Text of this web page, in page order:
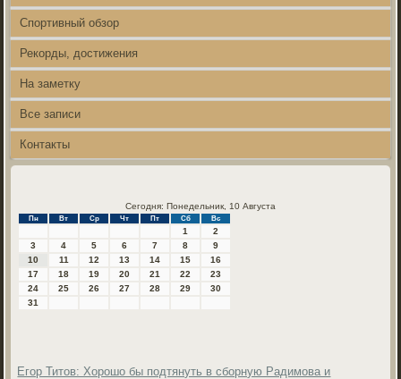
Спортивный обзор
Рекорды, достижения
На заметку
Все записи
Контакты
Сегодня: Понедельник, 10 Августа
Пн Вт Ср Чт Пт Сб Вс
1
2
3
4 5 6 7 8
9
10
11 12 13 14 15
16
17
18 19 20 21 22
23
24
25 26 27 28 29
30
31
Егор Титов: Хорошо бы подтянуть в сборную Радимова и